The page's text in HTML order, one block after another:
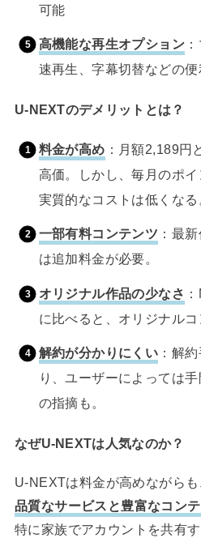
可能
高機能な再生オプション
速再生、字幕切替などの
U-NEXTのデメリットとは？
料金が高め ：月額2,189円
高価。しかし、毎月のポイ
実質的なコストは低くなる
一部有料コンテンツ ：最
は追加料金が必要。
オリジナル作品の少なさ
に比べると、オリジナルコ
解約が分かりにくい ：解
り、ユーザーによっては
の指摘も。
なぜU-NEXTは人気なのか？
U-NEXTは料金が高めながらも
品質なサービスと豊富なコン
特に家族でアカウントを共有す